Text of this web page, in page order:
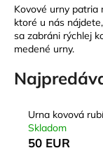
Kovové urny patria
ktoré u nás
sa zabráni rýchlej
medené urny.
Urna kovová
Skladom
50 EUR
o
p
o
r